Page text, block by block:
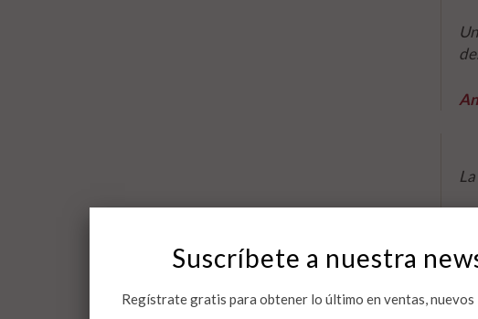
Suscríbete a nuestra
Regístrate gratis para obtener lo último en ventas, nuevos